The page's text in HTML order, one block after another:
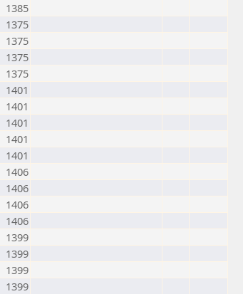
1385
1375
1375
1375
1375
1401
1401
1401
1401
1401
1406
1406
1406
1406
1399
1399
1399
1399